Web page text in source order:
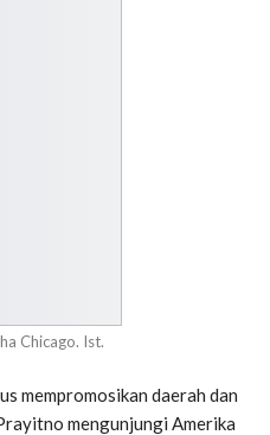
Chicago. Ist.
mempromosikan daerah dan
mengunjungi Amerika